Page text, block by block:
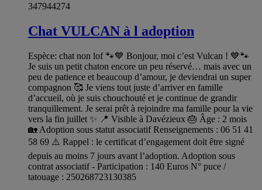
347944274
Chat VULCAN à l adoption
Espèce: chat non lof 🐾💙 Bonjour, moi c’est Vulcan ! 💙🐾
Je suis un petit chaton encore un peu réservé… mais avec un
peu de patience et beaucoup d’amour, je deviendrai un super
compagnon 🥰 Je viens tout juste d’arriver en famille
d’accueil, où je suis chouchouté et je continue de grandir
tranquillement. Je serai prêt à rejoindre ma famille pour la vie
vers la fin juillet ✨ 📍 Visible à Davézieux 🎂 Âge : 2 mois
🏡 Adoption sous statut associatif Renseignements : 06 51 41
58 69 ⚠️ Rappel : le certificat d’engagement doit être signé
depuis au moins 7 jours avant l’adoption. Adoption sous
contrat associatif - Participation : 140 Euros N° puce /
tatouage : 250268723130385